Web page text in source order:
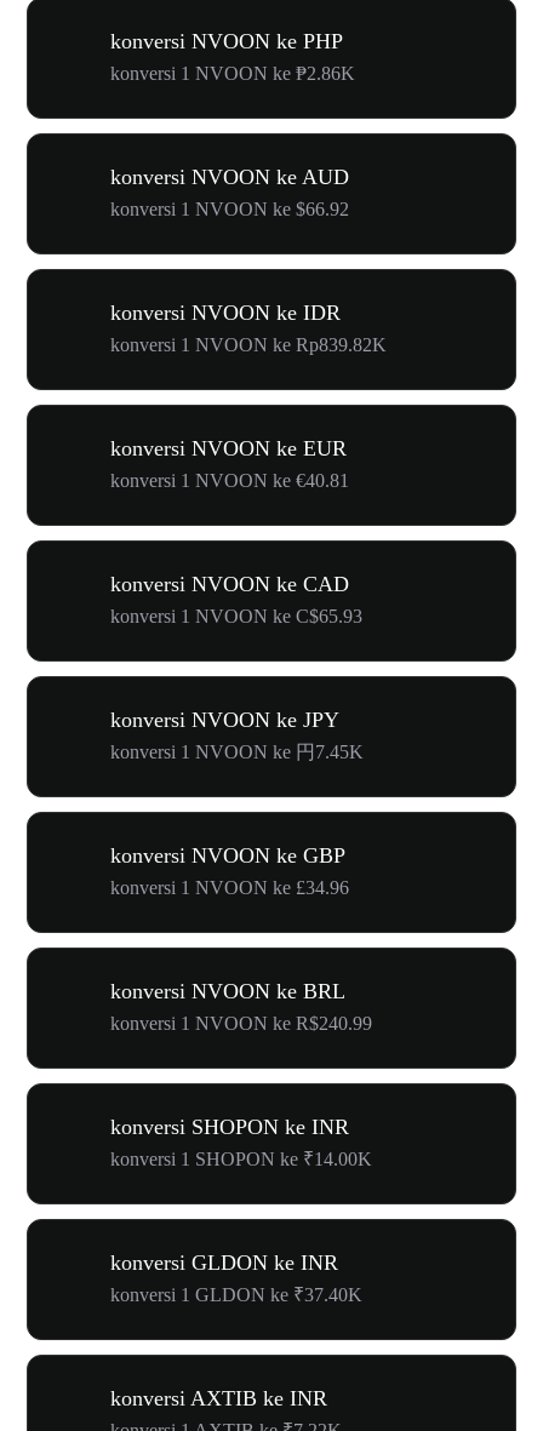
konversi NVOON ke PHP
konversi 1 NVOON ke ₱2.86K
konversi NVOON ke AUD
konversi 1 NVOON ke $66.92
konversi NVOON ke IDR
konversi 1 NVOON ke Rp839.82K
konversi NVOON ke EUR
konversi 1 NVOON ke €40.81
konversi NVOON ke CAD
konversi 1 NVOON ke C$65.93
konversi NVOON ke JPY
konversi 1 NVOON ke 円7.45K
konversi NVOON ke GBP
konversi 1 NVOON ke £34.96
konversi NVOON ke BRL
konversi 1 NVOON ke R$240.99
konversi SHOPON ke INR
konversi 1 SHOPON ke ₹14.00K
konversi GLDON ke INR
konversi 1 GLDON ke ₹37.40K
konversi AXTIB ke INR